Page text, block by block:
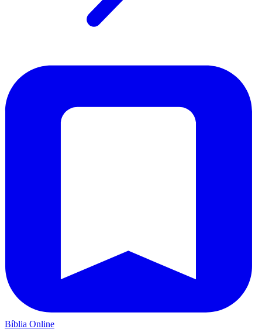
Bíblia Online